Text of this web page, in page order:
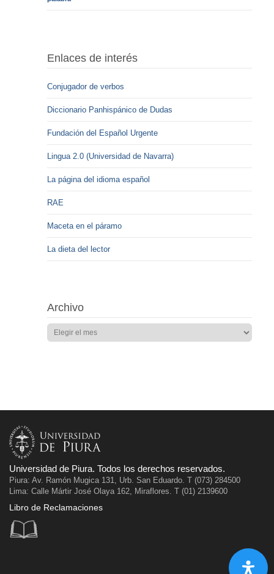
Enlaces de interés
Conjugador de verbos
Diccionario Panhispánico de Dudas
Fundación del Español Urgente
Lingua 2.0 (Universidad de Navarra)
La página del idioma español
RAE
Maceta en el páramo
La dieta del lector
Archivo
Universidad de Piura. Todos los derechos reservados.
Piura: Av. Ramón Mugica 131, Urb. San Eduardo. T (073) 284500
Lima: Calle Mártir José Olaya 162, Miraflores. T (01) 2139600
Libro de Reclamaciones